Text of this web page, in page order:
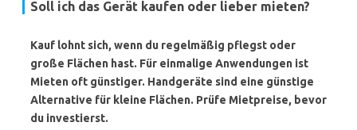
Soll ich das Gerät kaufen oder lieber mieten?
Kauf lohnt sich, wenn du regelmäßig pflegst oder
große Flächen hast. Für einmalige Anwendungen ist
Mieten oft günstiger. Handgeräte sind eine günstige
Alternative für kleine Flächen. Prüfe Mietpreise, bevor
du investierst.